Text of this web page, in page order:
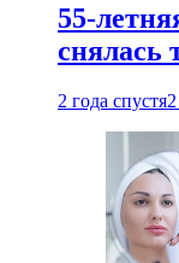
55-
снялась
2 года спустя